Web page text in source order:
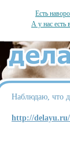
Есть
А у нас есть
Наблюдаю, что
http://delayu.ru/